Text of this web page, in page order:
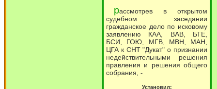
рассмотрев в открытом
судебном заседании
гражданское дело по исковому
заявлению КАА, ВАВ, БТЕ,
БСИ, ГОЮ, МГВ, МВН, МАН,
ЦГА к СНТ "Дукат" о признании
недействительными решения
правления и решения общего
собрания, -
Установил: